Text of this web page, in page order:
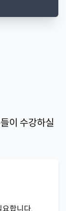
이 수강하실
합니다.